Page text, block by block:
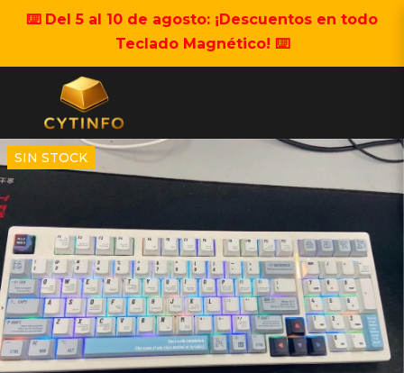
⌨️ Del 5 al 10 de agosto: ¡Descuentos en todo
Teclado Magnético! ⌨️
SIN STOCK